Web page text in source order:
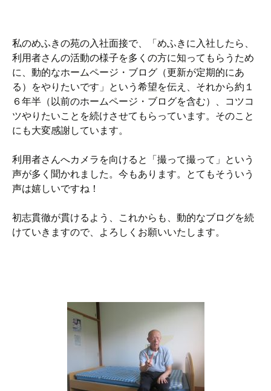
私のめふきの苑の入社面接で、「めふきに入社したら、
利用者さんの活動の様子を多くの方に知ってもらうため
に、動的なホームページ・ブログ（更新が定期的にあ
る）をやりたいです」という希望を伝え、それから約１
６年半（以前のホームページ・ブログを含む）、コツコ
ツやりたいことを続けさせてもらっています。そのこと
にも大変感謝しています。
利用者さんへカメラを向けると「撮って撮って」という
声が多く聞かれました。今もあります。とてもそういう
声は嬉しいですね！
初志貫徹が貫けるよう、これからも、動的なブログを続
けていきますので、よろしくお願いいたします。